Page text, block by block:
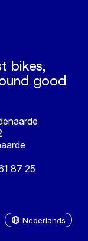
bikes,
good
87 25
Nederlands
Nederlands